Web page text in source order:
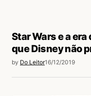
Star Wars e a
que Disney não
by Do Leitor16/12/2019